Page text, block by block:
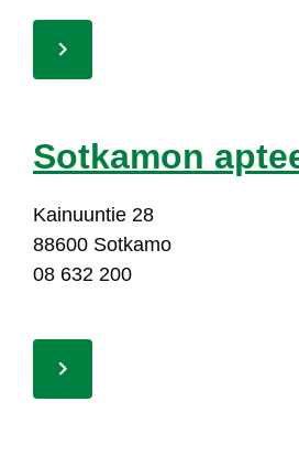
Sot­ka­mon
Kai­nuun­tie 28
88600 Sot­ka­mo
08 632 200